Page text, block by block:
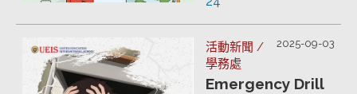
2025-09-03
活動新聞 /
學務處
Emergency Drill